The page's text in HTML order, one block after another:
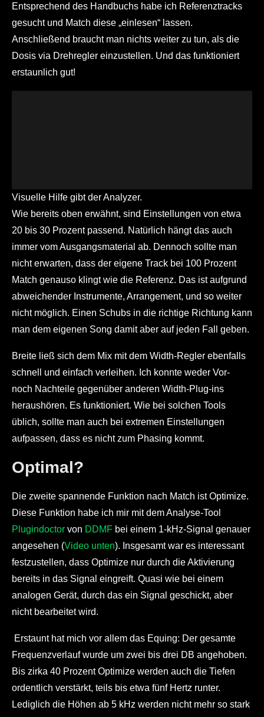
Entsprechend des Handbuchs habe ich Referenztracks
gesucht und Match diese „einlesen“ lassen.
Anschließend braucht man nichts weiter zu tun, als die
Dosis via Drehregler einzustellen. Und das funktioniert
erstaunlich gut!
Visuelle Hilfe gibt der Analyzer.
Wie bereits oben erwähnt, sind Einstellungen von etwa
20 bis 30 Prozent passend. Natürlich hängt das auch
immer vom Ausgangsmaterial ab. Dennoch sollte man
nicht erwarten, dass der eigene Track bei 100 Prozent
Match genauso klingt wie die Referenz. Das ist aufgrund
abweichender Instrumente, Arrangement, und so weiter
nicht möglich. Einen Schubs in die richtige Richtung kann
man dem eigenen Song damit aber auf jeden Fall geben.
Breite ließ sich dem Mix mit dem Width-Regler ebenfalls
schnell und einfach verleihen. Ich konnte weder Vor-
noch Nachteile gegenüber anderen Width-Plug-ins
heraushören. Es funktioniert. Wie bei solchen Tools
üblich, sollte man auch bei extremen Einstellungen
aufpassen, dass es nicht zum Phasing kommt.
Optimal?
Die zweite spannende Funktion nach Match ist Optimize.
Diese Funktion habe ich mir mit dem Analyse-Tool
Plugindoctor von DDMF bei einem 1-kHz-Signal genauer
angesehen (Video unten). Insgesamt war es interessant
festzustellen, dass Optimize nur durch die Aktivierung
bereits in das Signal eingreift. Quasi wie bei einem
analogen Gerät, durch das ein Signal geschickt, aber
nicht bearbeitet wird.
Erstaunt hat mich vor allem das Equing: Der gesamte
Frequenzverlauf wurde um zwei bis drei DB angehoben.
Bis zirka 40 Prozent Optimize werden auch die Tiefen
ordentlich verstärkt, teils bis etwa fünf Hertz runter.
Lediglich die Höhen ab 5 kHz werden nicht mehr so stark